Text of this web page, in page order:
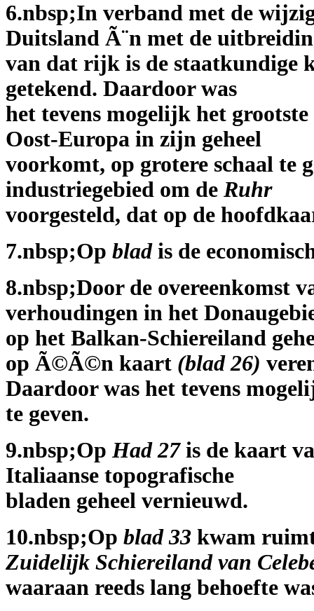
6.nbsp;In verband met de
Duitsland Ã¨n met de
van dat rijk is de staatkundige
getekend. Daardoor was
het tevens mogelijk het
Oost-Europa in zijn geheel
voorkomt, op grotere schaal te
industriegebied om de Ruhr
voorgesteld, dat op de
7.nbsp;Op bladis de
8.nbsp;Door de overeenkomst
verhoudingen in het
op het Balkan-Schiereiland
op Ã©Ã©n kaart (blad 26)
Daardoor was het tevens
te geven.
9.nbsp;Op Had 27is de kaart
Italiaanse topografische
bladen geheel vernieuwd.
10.nbsp;Op blad 33 kwam
Zuidelijk Schiereiland van
waaraan reeds lang behoefte